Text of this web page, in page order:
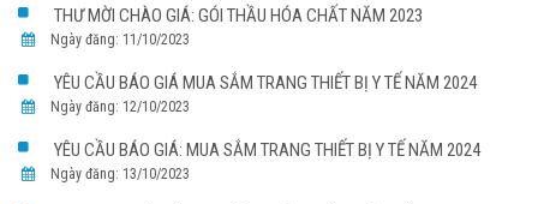
THƯ MỜI CHÀO GIÁ: GÓI THẦU HÓA CHẤT NĂM 2023
Ngày đăng: 11/10/2023
YÊU CẦU BÁO GIÁ MUA SẮM TRANG THIẾT BỊ Y TẾ NĂM 2024
Ngày đăng: 12/10/2023
YÊU CẦU BÁO GIÁ: MUA SẮM TRANG THIẾT BỊ Y TẾ NĂM 2024
Ngày đăng: 13/10/2023